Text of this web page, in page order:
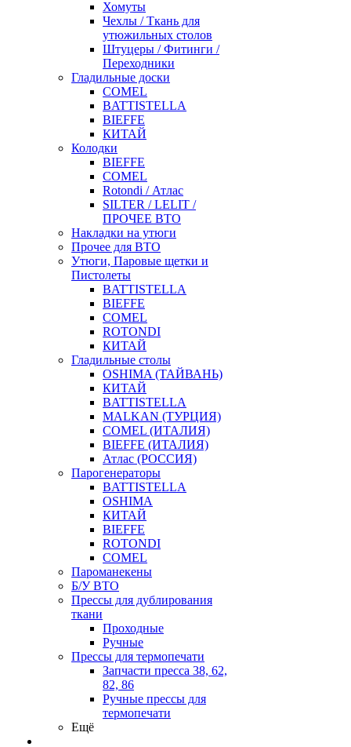
Хомуты
Чехлы / Ткань для
утюжильных столов
Штуцеры / Фитинги /
Переходники
Гладильные доски
COMEL
BATTISTELLA
BIEFFE
КИТАЙ
Колодки
BIEFFE
COMEL
Rotondi / Атлас
SILTER / LELIT /
ПРОЧЕЕ ВТО
Накладки на утюги
Прочее для ВТО
Утюги, Паровые щетки и
Пистолеты
BATTISTELLA
BIEFFE
COMEL
ROTONDI
КИТАЙ
Гладильные столы
OSHIMA (ТАЙВАНЬ)
КИТАЙ
BATTISTELLA
MALKAN (ТУРЦИЯ)
COMEL (ИТАЛИЯ)
BIEFFE (ИТАЛИЯ)
Атлас (РОССИЯ)
Парогенераторы
BATTISTELLA
OSHIMA
КИТАЙ
BIEFFE
ROTONDI
COMEL
Пароманекены
Б/У ВТО
Прессы для дублирования
ткани
Проходные
Ручные
Прессы для термопечати
Запчасти пресса 38, 62,
82, 86
Ручные прессы для
термопечати
Ещё